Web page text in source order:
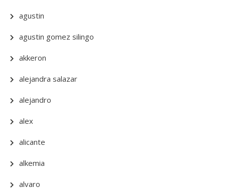
agustin
agustin gomez silingo
akkeron
alejandra salazar
alejandro
alex
alicante
alkemia
alvaro